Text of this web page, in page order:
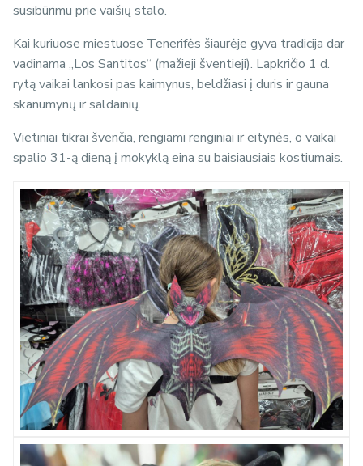
susibūrimu prie vaišių stalo.
Kai kuriuose miestuose Tenerifės šiaurėje gyva tradicija dar
vadinama „Los Santitos“ (mažieji šventieji). Lapkričio 1 d.
rytą vaikai lankosi pas kaimynus, beldžiasi į duris ir gauna
skanumynų ir saldainių.
Vietiniai tikrai švenčia, rengiami renginiai ir eitynės, o vaikai
spalio 31-ą dieną į mokyklą eina su baisiausiais kostiumais.